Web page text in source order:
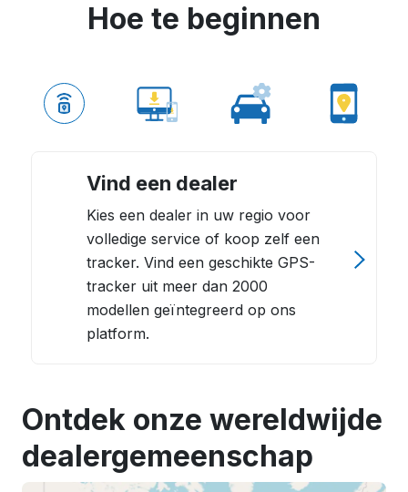
Hoe te beginnen
Vind een dealer
Kies een dealer in uw regio voor
volledige service of koop zelf een
tracker. Vind een geschikte GPS-
tracker uit meer dan 2000
modellen geïntegreerd op ons
platform.
Ontdek onze wereldwijde
dealergemeenschap